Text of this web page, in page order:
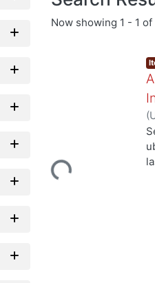
Now showing 1 - 1 of
Loading...
(